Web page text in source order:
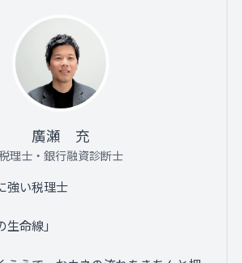
廣瀬 充
理士・銀行融資診断士
強い税理士
生命線」